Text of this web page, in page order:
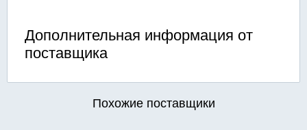
Дополнительная информация от
поставщика
Похожие поставщики